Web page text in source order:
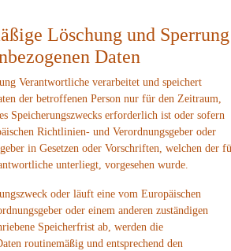
Löschung und Sperrung
Daten
Verantwortliche verarbeitet und speichert
der betroffenen Person nur für den Zeitraum,
Speicherungszwecks erforderlich ist oder sofern
Richtlinien- und Verordnungsgeber oder
in Gesetzen oder Vorschriften, welchen der
unterliegt, vorgesehen wurde.
oder läuft eine vom Europäischen
oder einem anderen zuständigen
Speicherfrist ab, werden die
routinemäßig und entsprechend den